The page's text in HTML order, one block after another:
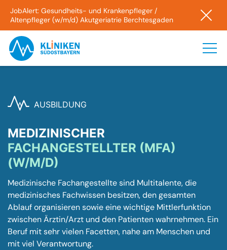
JobAlert: Gesundheits- und Krankenpfleger /
Altenpfleger (w/m/d) Akutgeriatrie Berchtesgaden
AUSBILDUNG
MEDIZINISCHER
FACHANGESTELLTER (MFA)
(W/M/D)
Medi­­zi­­ni­­sche Fachan­­ge­­stellte sind Multi­ta­lente, die
medi­­zi­­ni­­sches Fach­wis­­sen besit­­zen, den gesam­ten
Ablauf orga­­ni­­sie­ren sowie eine wich­tige Mitt­­ler­­funk­tion
zwischen Ärztin/Arzt und den Pati­en­ten wahr­­neh­­men. Ein
Beruf mit sehr vielen Facet­ten, nahe am Menschen und
mit viel Verant­wor­tung.